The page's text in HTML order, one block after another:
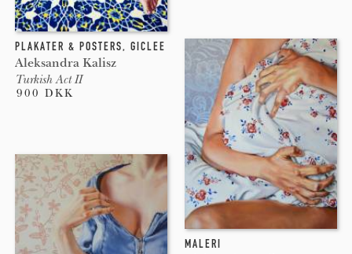
PLAKATER & POSTERS, GICLEE
Aleksandra Kalisz
Turkish Act II
900 DKK
MALERI